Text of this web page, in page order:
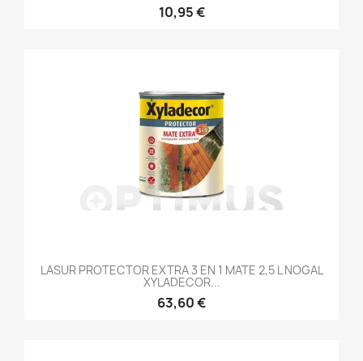
10,95 €
LASUR PROTECTOR EXTRA 3 EN 1 MATE 2,5 L NOGAL
XYLADECOR...
63,60 €